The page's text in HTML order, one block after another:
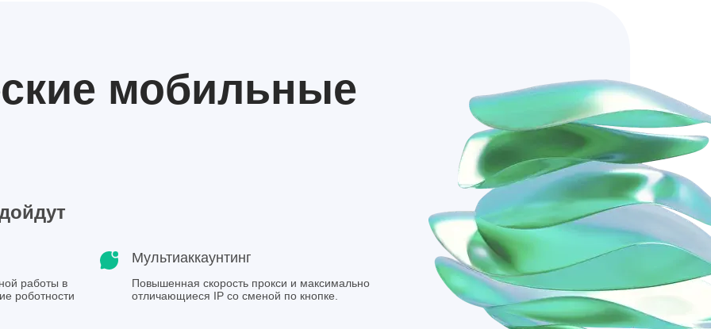
мобильные
работы в
роботности
Мультиаккаунтинг
Повышенная скорость прокси и максимально
отличающиеся IP со сменой по кнопке.